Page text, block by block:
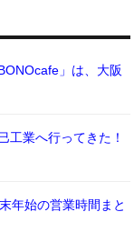
」は、大阪
工業へ行ってきた！
年始の営業時間まと